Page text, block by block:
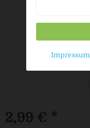
2,99 € *
Impressum